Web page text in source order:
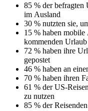
85 % der befragten
im Ausland
30 % nutzten sie,
15 % haben mobile
kommenden
72 % haben ihre
gepostet
46 % haben an
70 % haben ihren
61 % der US-
zu nutzen
85 % der